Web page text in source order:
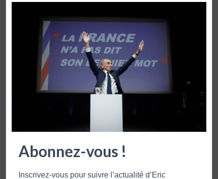
UNE LOI CONTRE LA FESSÉE ? IL Y A DES CLAQUES QUI SE
PERDENT
publication suivante
LOI TAUBIRA : FAUT-IL ABROGER NICOLAS SARKOZY ?
VOUS POURRIEZ AUSSI APPRECIER
Abonnez-vous !
Inscrivez-vous pour suivre l’actualité d’Eric